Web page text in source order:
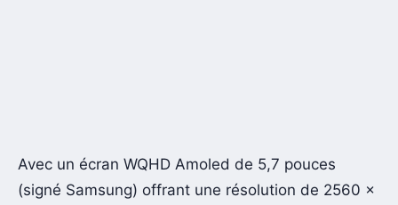
Avec un écran WQHD Amoled de 5,7 pouces
(signé Samsung) offrant une résolution de 2560 x